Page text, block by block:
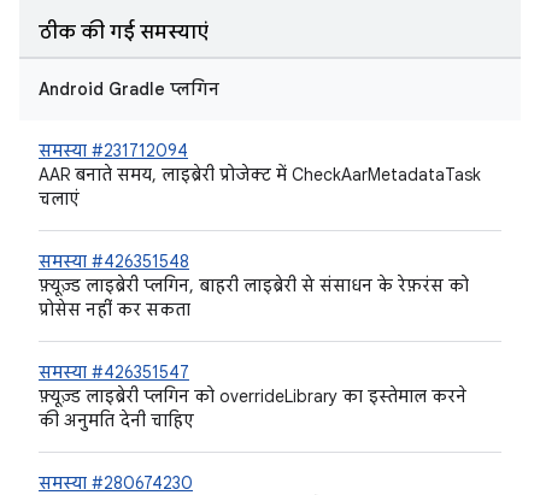
ठीक की गई समस्याएं
Android Gradle प्लगिन
समस्या #231712094
AAR बनाते समय, लाइब्रेरी प्रोजेक्ट में CheckAarMetadataTask
चलाएं
समस्या #426351548
फ़्यूज़्ड लाइब्रेरी प्लगिन, बाहरी लाइब्रेरी से संसाधन के रेफ़रंस को
प्रोसेस नहीं कर सकता
समस्या #426351547
फ़्यूज़्ड लाइब्रेरी प्लगिन को overrideLibrary का इस्तेमाल करने
की अनुमति देनी चाहिए
समस्या #280674230